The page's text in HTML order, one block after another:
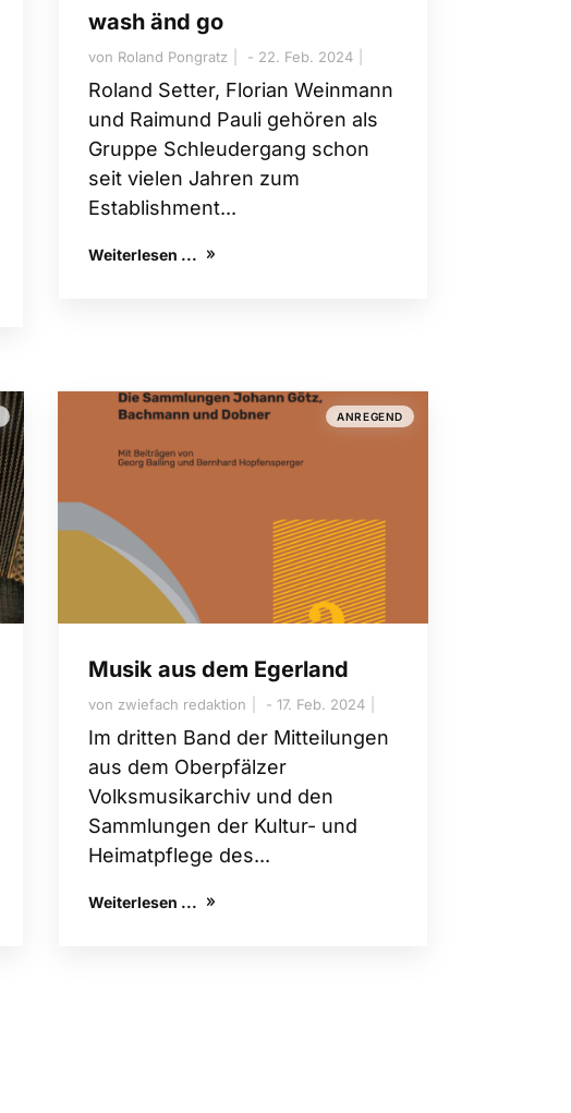
wash änd go
von Roland Pongratz 22. Feb. 2024
Roland Setter, Florian Weinmann
und Raimund Pauli gehören als
Gruppe Schleudergang schon
seit vielen Jahren zum
Establishment...
Weiterlesen ...
ANREGEND
Musik aus dem Egerland
von zwiefach redaktion 17. Feb. 2024
Im dritten Band der Mitteilungen
aus dem Oberpfälzer
Volksmusikarchiv und den
Sammlungen der Kultur- und
Heimatpflege des...
Weiterlesen ...